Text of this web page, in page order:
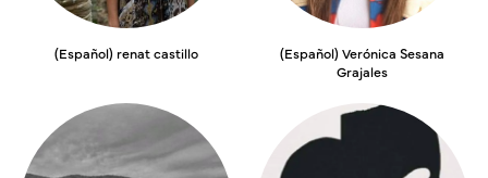
(Español) renat castillo
(Español) Verónica Sesana
Grajales